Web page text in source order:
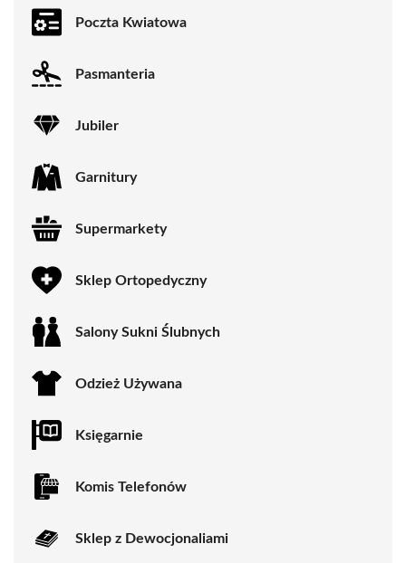
Poczta Kwiatowa
Pasmanteria
Jubiler
Garnitury
Supermarkety
Sklep Ortopedyczny
Salony Sukni Ślubnych
Odzież Używana
Księgarnie
Komis Telefonów
Sklep z Dewocjonaliami